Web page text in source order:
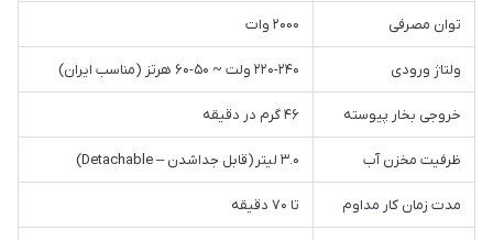
توان مصرفی ۲۰۰۰ وات
ولتاژ ورودی ۲۲۰-۲۴۰ ولت ~ ۵۰-۶۰ هرتز (مناسب ایران)
خروجی بخار پیوسته ۴۶ گرم در دقیقه
ظرفیت مخزن آب ۳.۰ لیتر (قابل جداشدن – Detachable)
مدت زمان کار مداوم تا ۷۰ دقیقه